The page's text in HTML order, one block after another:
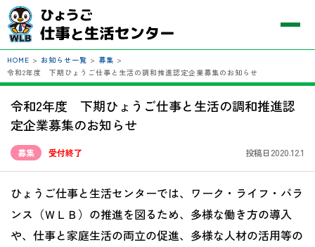
HOME > お知らせ一覧 > 募集 >
令和2年度 下期ひょうご仕事と生活の調和推進認定企業募集のお知らせ
令和2年度 下期ひょうご仕事と生活の調和推進認
定企業募集のお知らせ
募集 受付終了 投稿日2020.12.1
ひょうご仕事と生活センターでは、ワーク・ライフ・バラ
ンス（ＷＬＢ）の推進を図るため、多様な働き方の導入
や、仕事と家庭生活の両立の促進、多様な人材の活用等の